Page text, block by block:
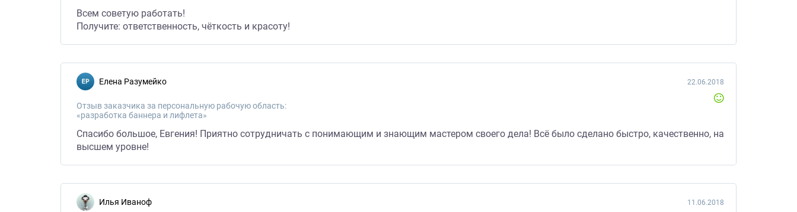
Всем советую работать!
Получите: ответственность, чёткость и красоту!
Елена Разумейко
Отзыв заказчика за персональную рабочую область:
«разработка баннера и лифлета»
22.06.2018
Спасибо большое, Евгения! Приятно сотрудничать с понимающим и знающим мастером своего дела! Всё было сделано быстро, качественно, на
высшем уровне!
Илья Иваноф 11.06.2018